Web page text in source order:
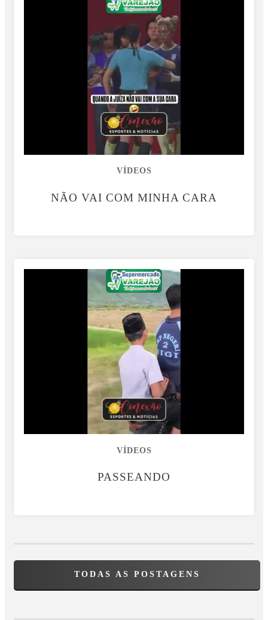
VÍDEOS
NÃO VAI COM MINHA CARA
VÍDEOS
PASSEANDO
TODAS AS POSTAGENS